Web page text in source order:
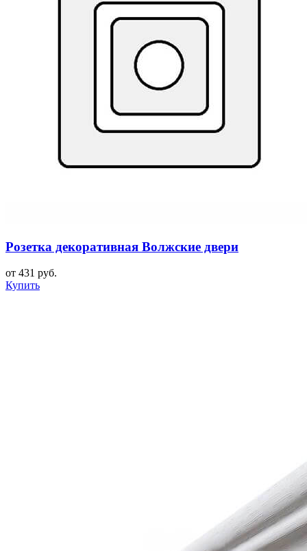
Розетка декоративная Волжские двери
от 431 руб.
Купить